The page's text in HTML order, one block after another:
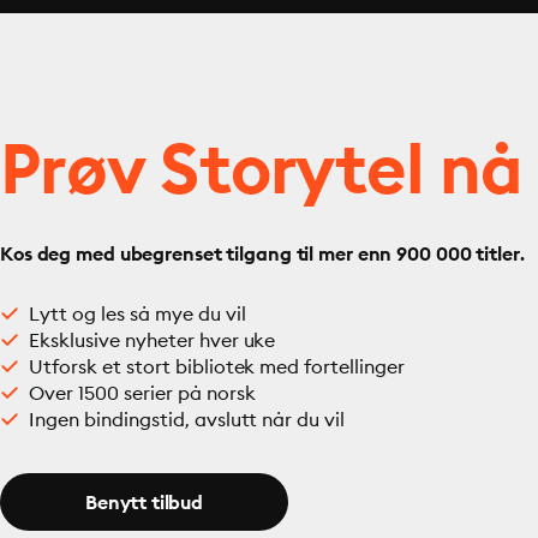
Prøv Storytel nå
Kos deg med ubegrenset tilgang til mer enn 900 000 titler.
Lytt og les så mye du vil
Eksklusive nyheter hver uke
Utforsk et stort bibliotek med fortellinger
Over 1500 serier på norsk
Ingen bindingstid, avslutt når du vil
Benytt tilbud